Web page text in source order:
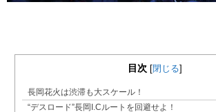
目次 [閉じる]
長岡花火は渋滞も大スケール！
“デスロード”長岡I.Cルートを回避せよ！